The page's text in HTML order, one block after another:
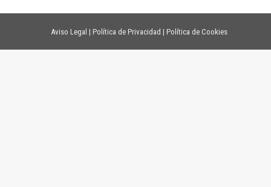
Aviso Legal | Política de Privacidad | Política de Cookies